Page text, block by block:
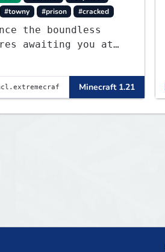
#towny #prison #cracked
the boundless
awaiting you at
game modes,
both timeless
and innovative new
Minecraft 1.21